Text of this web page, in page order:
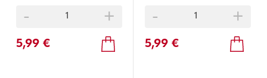
- +
5,99 €
- +
5,99 €